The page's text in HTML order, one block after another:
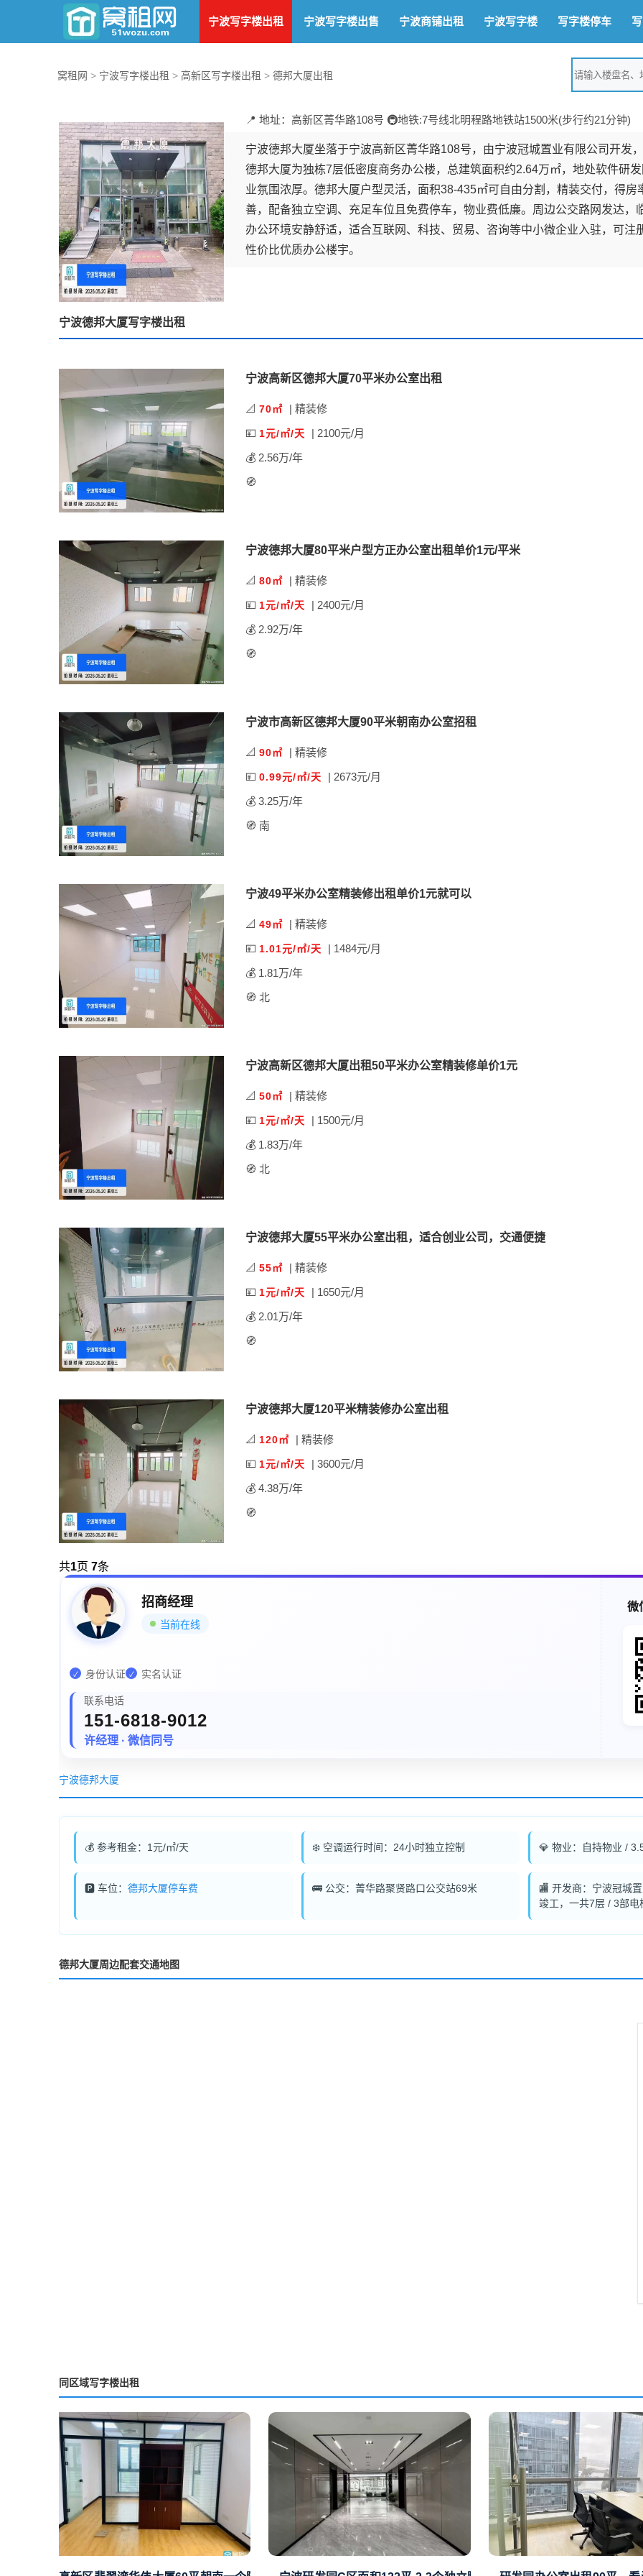
宁波写字楼出租 宁波写字楼出售 宁波商铺出租 宁波写字楼 写字楼停车
窝租网 > 宁波写字楼出租 > 高新区写字楼出租 > 德邦大厦出租
📍 地址：高新区菁华路108号 🚇地铁:7号线北明程路地铁站1500米(步行约21分钟)
宁波德邦大厦坐落于宁波高新区菁华路108号，由宁波冠城置业有限公司开发
德邦大厦为独栋7层低密度商务办公楼，总建筑面积约2.64万㎡，地处软件研
业氛围浓厚。德邦大厦户型灵活，面积38-435㎡可自由分割，精装交付，得房
善，配备独立空调、充足车位且免费停车，物业费低廉。周边公交路网发达，
办公环境安静舒适，适合互联网、科技、贸易、咨询等中小微企业入驻，可注
性价比优质办公楼宇。
宁波德邦大厦写字楼出租
宁波高新区德邦大厦70平米办公室出租
📐 70㎡
| 精装修
💴 1元/㎡/天
| 2100元/月
💰 2.56万/年
🧭
宁波德邦大厦80平米户型方正办公室出租单价1元/平米
📐 80㎡
| 精装修
💴 1元/㎡/天
| 2400元/月
💰 2.92万/年
🧭
宁波市高新区德邦大厦90平米朝南办公室招租
📐 90㎡
| 精装修
💴 0.99元/㎡/天
| 2673元/月
💰 3.25万/年
🧭 南
宁波49平米办公室精装修出租单价1元就可以
📐 49㎡
| 精装修
💴 1.01元/㎡/天
| 1484元/月
💰 1.81万/年
🧭 北
宁波高新区德邦大厦出租50平米办公室精装修单价1元
📐 50㎡
| 精装修
💴 1元/㎡/天
| 1500元/月
💰 1.83万/年
🧭 北
宁波德邦大厦55平米办公室出租，适合创业公司，交通便捷
📐 55㎡
| 精装修
💴 1元/㎡/天
| 1650元/月
💰 2.01万/年
🧭
宁波德邦大厦120平米精装修办公室出租
📐 120㎡
| 精装修
💴 1元/㎡/天
| 3600元/月
💰 4.38万/年
🧭
共1页 7条
招商经理
当前在线
✓ 身份认证 ✓ 实名认证
联系电话
151-6818-9012
许经理 · 微信同号
微
宁波德邦大厦
💰 参考租金：1元/㎡/天 ❄️ 空调运行时间：24小时独立控制 💎 物业：自持物业 /
🅿️ 车位： 德邦大厦停车费 🚌 公交：菁华路聚贤路口公交站69米
🏬 开发商：宁波冠城
竣工，一共7层 / 3部电
德邦大厦周边配套交通地图
同区域写字楼出租